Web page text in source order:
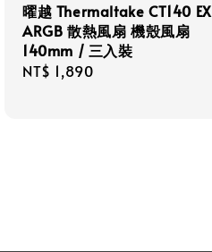
曜越 Thermaltake CT140 EX
ARGB 散熱風扇 機殼風扇
140mm / 三入裝
Regular
NT$ 1,890